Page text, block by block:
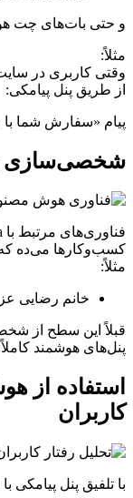
و حتی بات‌های چت
مثلاً:
وقتی کاربری در
از طریق پنل پیامکی:
پیام «سفارش شما
شخصی‌سازی
کسب‌وکارها می‌ده
مثلاً:
خانم رضایی عزیز، کد تخفیف
پنل‌های هوشمند
استفاده از
کاربران
با تلفیق پنل پیامکی